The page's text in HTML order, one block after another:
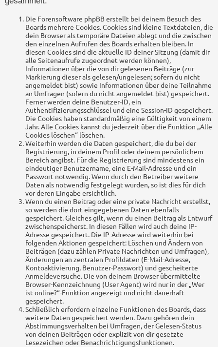
Die Forensoftware phpBB erstellt bei deinem Besuch des
Boards mehrere Cookies. Cookies sind kleine Textdateien, die
dein Browser als temporäre Dateien ablegt und die zwischen
den einzelnen Aufrufen des Boards erhalten bleiben. In
diesen Cookies sind die aktuelle ID deiner Sitzung (damit dir
alle Seitenaufrufe zugeordnet werden können),
Informationen über die von dir gelesenen Beiträge (zur
Markierung dieser als gelesen/ungelesen; sofern du nicht
angemeldet bist) sowie Informationen über deine Teilnahme
an Umfragen (sofern du nicht angemeldet bist) gespeichert.
Ferner werden deine Benutzer-ID, ein
Authentifizierungsschlüssel und eine Session-ID gespeichert.
Die Cookies haben standardmäßig eine Gültigkeit von einem
Jahr. Alle Cookies kannst du jederzeit über die Funktion „Alle
Cookies löschen“ löschen.
Weiterhin werden die Daten gespeichert, die du bei der
Registrierung, in deinem Profil oder deinem persönlichem
Bereich angibst. Für die Registrierung sind mindestens ein
eindeutiger Benutzername, eine E-Mail-Adresse und ein
Passwort notwendig. Wenn durch den Betreiber weitere
Daten als notwendig festgelegt wurden, so ist dies für dich
vor deren Eingabe ersichtlich.
Wenn du einen Beitrag oder eine private Nachricht erstellst,
so werden die dort eingegebenen Daten ebenfalls
gespeichert. Gleiches gilt, wenn du einen Beitrag als Entwurf
zwischenspeicherst. In diesen Fällen wird auch deine IP-
Adresse gespeichert. Die IP-Adresse wird weiterhin bei
folgenden Aktionen gespeichert: Löschen und Ändern von
Beiträgen (dazu zählen Private Nachrichten und Umfragen),
Änderungen an zentralen Profildaten (E-Mail-Adresse,
Kontoaktivierung, Benutzer-Passwort) und gescheiterte
Anmeldeversuche. Die von deinem Browser übermittelte
Browser-Kennzeichnung (User Agent) wird nur in der „Wer
ist online?“-Funktion angezeigt und nicht dauerhaft
gespeichert.
Schließlich erfordern einzelne Funktionen des Boards, dass
weitere Daten gespeichert werden. Dazu gehören dein
Abstimmungsverhalten bei Umfragen, der Gelesen-Status
von deinen Beiträgen oder explizit von dir gesetzte
Lesezeichen oder Benachrichtigungsfunktionen.